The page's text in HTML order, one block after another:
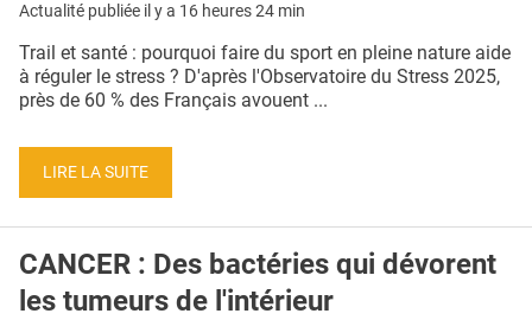
QUI SOMMES-NOUS ?
CONDITIONS GÉNÉRALES
CRÉDITS
Actualité publiée il y a 16 heures 24 min
Trail et santé : pourquoi faire du sport en pleine nature aide
à réguler le stress ? D'après l'Observatoire du Stress 2025,
près de 60 % des Français avouent ...
LIRE LA SUITE
CANCER : Des bactéries qui dévorent
les tumeurs de l'intérieur